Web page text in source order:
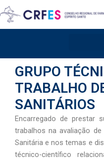
para
o
GRUPO
TRABALHO
SANITÁRIOS
Encarregado de prestar
trabalhos na avaliação
Sanitária e nos temas e
técnico-científico